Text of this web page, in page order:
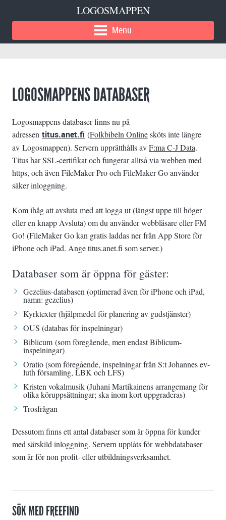
LOGOSMAPPEN
Menu
LOGOSMAPPENS DATABASER
Logosmappens databaser finns nu på
adressen titus.anet.fi (Folkbibeln Onlinesköts inte längre
av Logosmappen). Servern upprätthålls avF:ma C-J Data.
Titus har SSL-certifikat och fungerar alltså via webben med
https, och även FileMaker Pro och FileMaker Go använder
säker inloggning.
Kom ihåg att avsluta med att logga ut (längst uppe till höger
eller en knapp Avsluta) om du använder webbläsare eller FM
Go! (FileMaker Go kan gratis laddas ner från App Store för
iPhone och iPad. Ange titus.anet.fi som server.)
Databaser som är öppna för gäster:
Gezelius-databasen(optimerad även för iPhone och iPad,
namn: gezelius)
Kyrktexter(hjälpmedel för planering av gudstjänster)
OUS (databas för inspelningar)
Biblicum (som föregående, men endast Biblicum-
inspelningar)
Oratio(som föregående, inspelningar från S:t Johannes ev-
luth församling, LBK och LFS)
Kristen vokalmusik(Juhani Martikainens arrangemang för
olika köruppsättningar; ska inom kort uppgraderas)
Trosfrågan
Dessutom finns ett antal databaser som är öppna för kunder
med särskild inloggning. Servern upplåts för webbdatabaser
som är för non profit- eller utbildningsverksamhet.
SÖK MED FREEFIND